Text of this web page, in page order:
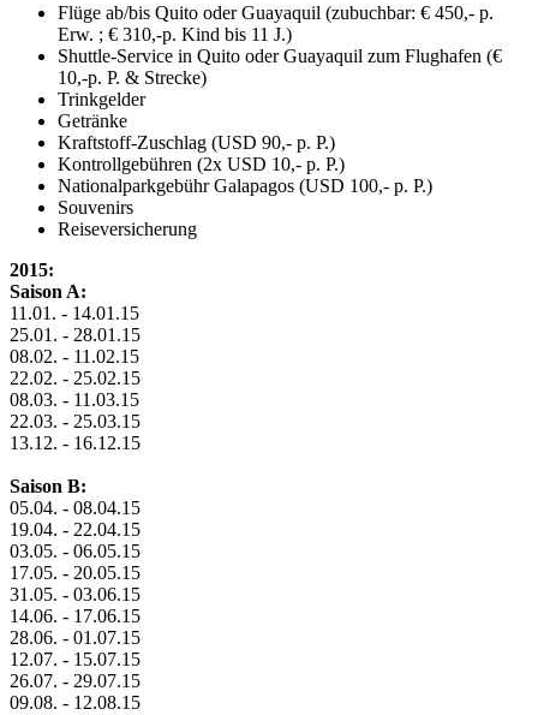
Flüge ab/bis Quito oder Guayaquil (zubuchbar: € 450,- p.
Erw. ; € 310,-p. Kind bis 11 J.)
Shuttle-Service in Quito oder Guayaquil zum Flughafen (€
10,-p. P. & Strecke)
Trinkgelder
Getränke
Kraftstoff-Zuschlag (USD 90,- p. P.)
Kontrollgebühren (2x USD 10,- p. P.)
Nationalparkgebühr Galapagos (USD 100,- p. P.)
Souvenirs
Reiseversicherung
2015:
Saison A:
11.01. - 14.01.15
25.01. - 28.01.15
08.02. - 11.02.15
22.02. - 25.02.15
08.03. - 11.03.15
22.03. - 25.03.15
13.12. - 16.12.15
Saison B:
05.04. - 08.04.15
19.04. - 22.04.15
03.05. - 06.05.15
17.05. - 20.05.15
31.05. - 03.06.15
14.06. - 17.06.15
28.06. - 01.07.15
12.07. - 15.07.15
26.07. - 29.07.15
09.08. - 12.08.15